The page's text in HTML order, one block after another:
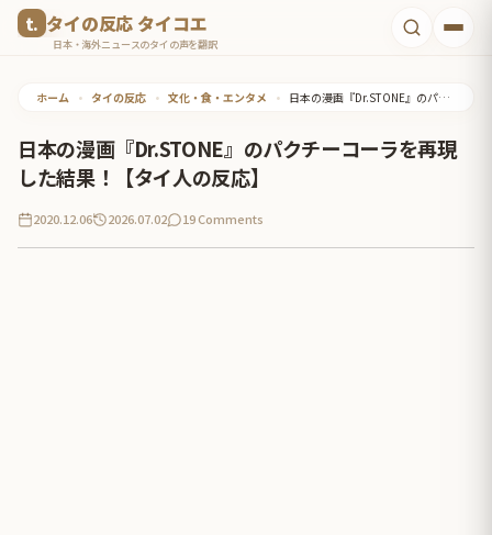
タイの反応 タイコエ
日本・海外ニュースのタイの声を翻訳
ホーム • タイの反応 • 文化・食・エンタメ • 日本の漫画『Dr.STONE』のパクチーコーラを再現した結果！【タイ人の反応】
日本の漫画『Dr.STONE』のパクチーコーラを再現
した結果！【タイ人の反応】
2020.12.06 2026.07.02 19 Comments